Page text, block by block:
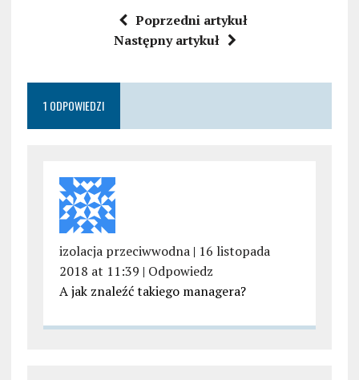
Poprzedni artykuł
Następny artykuł
1 ODPOWIEDZI
izolacja przeciwwodna| 16 listopada
2018 at 11:39 | Odpowiedz
A jak znaleźć takiego managera?